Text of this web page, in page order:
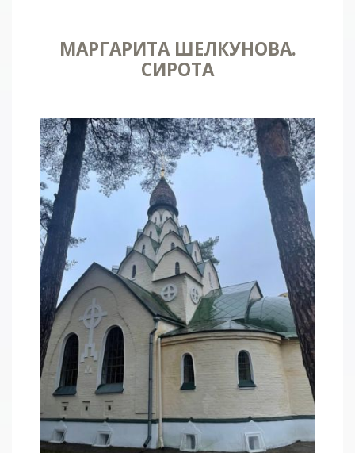
МАРГАРИТА ШЕЛКУНОВА.
СИРОТА